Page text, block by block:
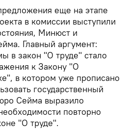
еще на этапе
в комиссии выступили
Минюст и
Главный аргумент:
в закон "О труде" стало
к Закону "О
в котором уже прописано
государственный
Сейма выразило
повторно
"О труде".